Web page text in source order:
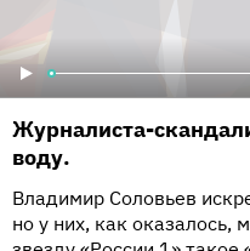
Журналиста-
воду.
Владимир Соловьев
но у них, как оказалось,